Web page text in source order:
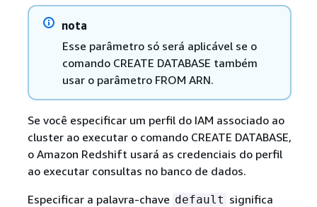
nota
Esse parâmetro só será aplicável se o
comando CREATE DATABASE também
usar o parâmetro FROM ARN.
Se você especificar um perfil do IAM associado ao
cluster ao executar o comando CREATE DATABASE,
o Amazon Redshift usará as credenciais do perfil
ao executar consultas no banco de dados.
Especificar a palavra-chave default significa